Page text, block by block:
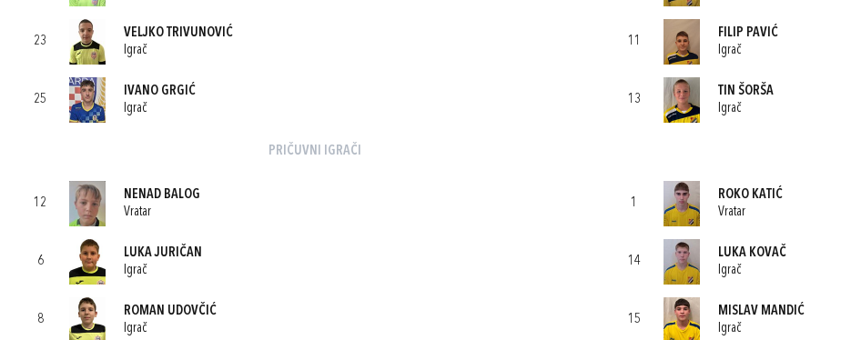
23
VELJKO TRIVUNOVIĆ
Igrač
25
IVANO GRGIĆ
Igrač
PRIČUVNI IGRAČI
12
NENAD BALOG
Vratar
6
LUKA JURIČAN
Igrač
8
ROMAN UDOVČIĆ
Igrač
11
FILIP PAVIĆ
Igrač
13
TIN ŠORŠA
Igrač
1
ROKO KATIĆ
Vratar
14
LUKA KOVAČ
Igrač
15
MISLAV MANDIĆ
Igrač